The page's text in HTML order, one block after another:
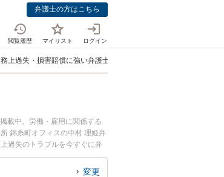
弁護士の方はこちら
閲覧履歴 マイリスト ログイン
上過失・損害賠償に強い弁護士
載中。労働・雇用に関係する
錦糸町オフィスの中村 理姫弁
過失のトラブルを今すぐに弁
の弁護士に相談予約したい』な
変更